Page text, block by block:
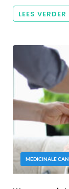
LEES VERDER
MEDICINALE